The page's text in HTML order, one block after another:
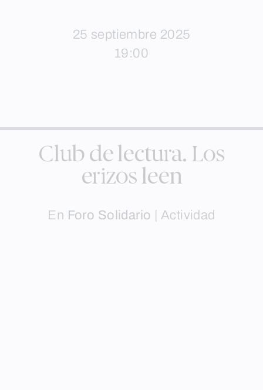
25 septiembre 2025
19:00
Club de lectura. Los
erizos leen
En Foro Solidario Actividad